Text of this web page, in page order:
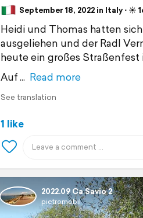
September 18, 2022 in Italy ⋅ ☀️
Heidi und Thomas hatten
ausgeliehen und der Radl
heute ein großes
Auf
Read more
See translation
1 like
2022.09 Ca Savio 2
pietromobil